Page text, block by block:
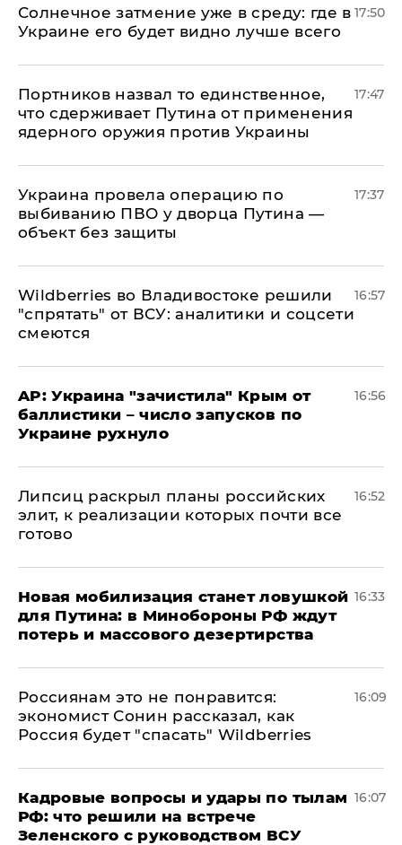
​Солнечное затмение уже в среду: где в
Украине его будет видно лучше всего
17:50
Портников назвал то единственное,
что сдерживает Путина от применения
ядерного оружия против Украины
17:47
Украина провела операцию по
выбиванию ПВО у дворца Путина —
объект без защиты
17:37
Wildberries во Владивостоке решили
"спрятать" от ВСУ: аналитики и соцсети
смеются
16:57
AP: Украина "зачистила" Крым от
баллистики – число запусков по
Украине рухнуло
16:56
Липсиц раскрыл планы российских
элит, к реализации которых почти все
готово
16:52
​Новая мобилизация станет ловушкой
для Путина: в Минобороны РФ ждут
потерь и массового дезертирства
16:33
Россиянам это не понравится:
экономист Сонин рассказал, как
Россия будет "спасать" Wildberries
16:09
Кадровые вопросы и удары по тылам
РФ: что решили на встрече
Зеленского с руководством ВСУ
16:07